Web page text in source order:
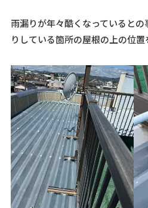
雨漏りが年々酷くなっていると
りしている箇所の屋根の上の位置